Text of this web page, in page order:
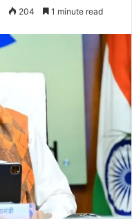
204 1 minute read